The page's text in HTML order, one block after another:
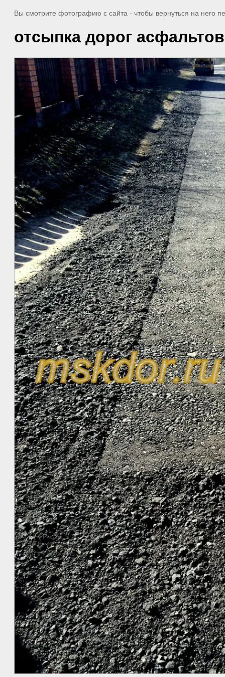
Вы смотрите фотографию с сайта - чтобы вернуться на него
отсыпка дорог